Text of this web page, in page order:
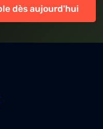
dès aujourd'hui